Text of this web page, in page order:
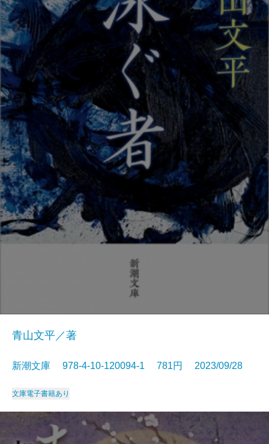
青山文平／著
新潮文庫 978-4-10-120094-1 781円 2023/09/28
文庫電子書籍あり